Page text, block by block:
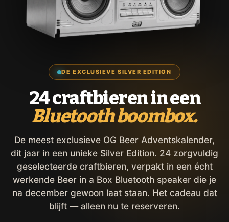
DE EXCLUSIEVE SILVER EDITION
24 craftbieren in een
Bluetooth boombox.
De meest exclusieve OG Beer Adventskalender,
dit jaar in een unieke Silver Edition. 24 zorgvuldig
geselecteerde craftbieren, verpakt in een écht
werkende Beer in a Box Bluetooth speaker die je
na december gewoon laat staan. Het cadeau dat
blijft — alleen nu te reserveren.